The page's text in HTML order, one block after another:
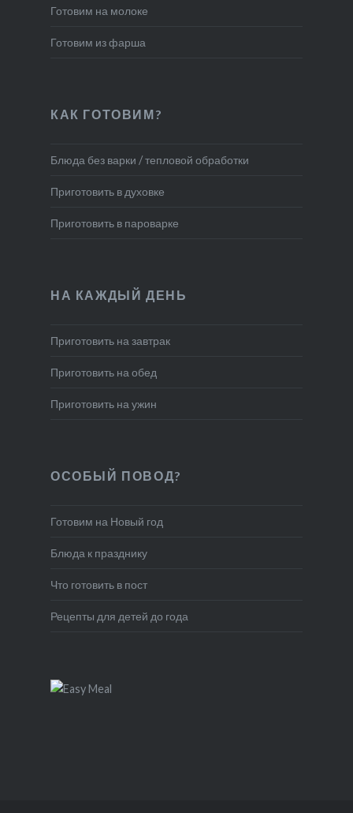
Готовим на молоке
Готовим из фарша
КАК ГОТОВИМ?
Блюда без варки / тепловой обработки
Приготовить в духовке
Приготовить в пароварке
НА КАЖДЫЙ ДЕНЬ
Приготовить на завтрак
Приготовить на обед
Приготовить на ужин
ОСОБЫЙ ПОВОД?
Готовим на Новый год
Блюда к празднику
Что готовить в пост
Рецепты для детей до года